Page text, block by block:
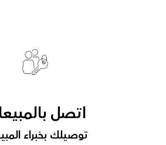
اتصل
توصيلك بخبراء